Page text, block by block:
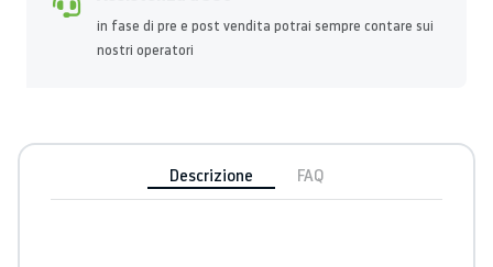
in fase di pre e post vendita potrai sempre contare sui
nostri operatori
Descrizione FAQ